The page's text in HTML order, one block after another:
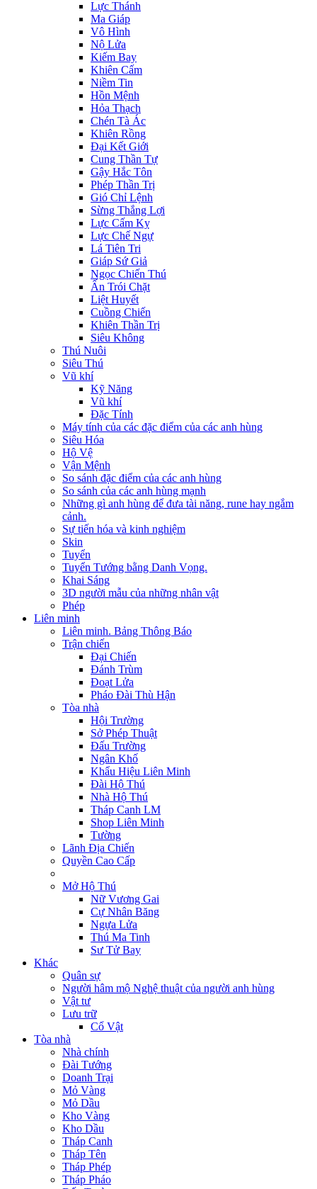
Lực Thánh
Ma Giáp
Vô Hình
Nộ Lửa
Kiếm Bay
Khiên Cấm
Niềm Tin
Hồn Mệnh
Hỏa Thạch
Chén Tà Ác
Khiên Rồng
Đại Kết Giới
Cung Thần Tự
Gậy Hắc Tôn
Phép Thần Trị
Gió Chỉ Lệnh
Sừng Thắng Lợi
Lực Cấm Kỵ
Lực Chế Ngự
Lá Tiên Tri
Giáp Sứ Giả
Ngọc Chiến Thú
Ấn Trói Chặt
Liệt Huyết
Cuồng Chiến
Khiên Thần Trị
Siêu Không
Thú Nuôi
Siêu Thú
Vũ khí
Kỹ Năng
Vũ khí
Đặc Tính
Máy tính của các đặc điểm của các anh hùng
Siêu Hóa
Hộ Vệ
Vận Mệnh
So sánh đặc điểm của các anh hùng
So sánh của các anh hùng mạnh
Những gì anh hùng để đưa tài năng, rune hay ngắm
cảnh.
Sự tiến hóa và kinh nghiệm
Skin
Tuyển
Tuyển Tướng bằng Danh Vọng.
Khai Sáng
3D người mẫu của những nhân vật
Phép
Liên minh
Liên minh. Bảng Thông Báo
Trận chiến
Đại Chiến
Đánh Trùm
Đoạt Lửa
Pháo Đài Thù Hận
Tòa nhà
Hội Trường
Sở Phép Thuật
Đấu Trường
Ngân Khố
Khẩu Hiệu Liên Minh
Đài Hộ Thú
Nhà Hộ Thú
Tháp Canh LM
Shop Liên Minh
Tường
Lãnh Địa Chiến
Quyền Cao Cấp
Mở Hộ Thú
Nữ Vương Gai
Cự Nhân Băng
Ngựa Lửa
Thú Ma Tinh
Sư Tử Bay
Khác
Quân sự
Người hâm mộ Nghệ thuật của người anh hùng
Vật tư
Lưu trữ
Cổ Vật
Tòa nhà
Nhà chính
Đài Tướng
Doanh Trại
Mỏ Vàng
Mỏ Dầu
Kho Vàng
Kho Dầu
Tháp Canh
Tháp Tên
Tháp Phép
Tháp Pháo